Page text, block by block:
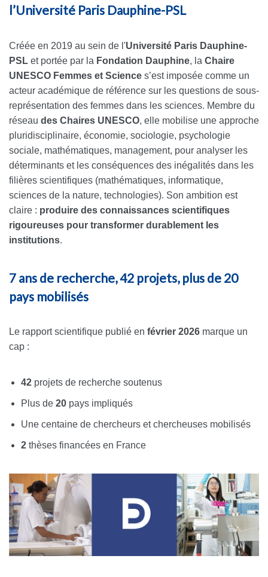
l’Université Paris Dauphine-PSL
Créée en 2019 au sein de l'Université Paris Dauphine-
PSL et portée par la Fondation Dauphine, la Chaire
UNESCO Femmes et Science s’est imposée comme un
acteur académique de référence sur les questions de sous-
représentation des femmes dans les sciences. Membre du
réseau des Chaires UNESCO, elle mobilise une approche
pluridisciplinaire, économie, sociologie, psychologie
sociale, mathématiques, management, pour analyser les
déterminants et les conséquences des inégalités dans les
filières scientifiques (mathématiques, informatique,
sciences de la nature, technologies). Son ambition est
claire : produire des connaissances scientifiques
rigoureuses pour transformer durablement les
institutions.
7 ans de recherche, 42 projets, plus de 20
pays mobilisés
Le rapport scientifique publié en février 2026 marque un
cap :
42 projets de recherche soutenus
Plus de 20 pays impliqués
Une centaine de chercheurs et chercheuses mobilisés
2 thèses financées en France